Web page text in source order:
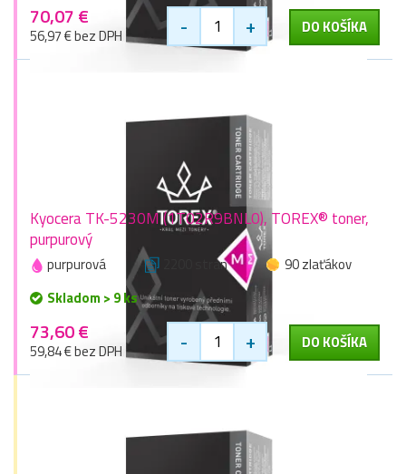
70,07 €
56,97 € bez DPH - + DO KOŠÍKA
Kyocera TK-5230M (1T02R9BNL0), TOREX® toner,
purpurový
purpurová 2200 stran
90 zlaťákov
Skladom > 9 ks
73,60 €
59,84 € bez DPH - + DO KOŠÍKA